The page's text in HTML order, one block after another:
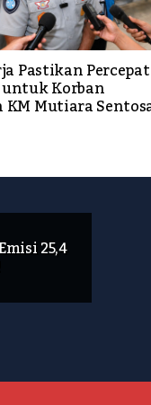
Pastikan Percepat
Korban
KM Mutiara
25,4